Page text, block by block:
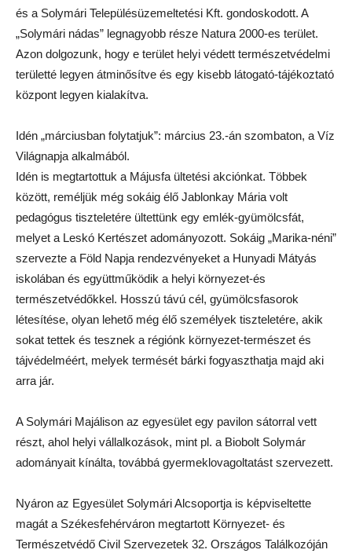
és a Solymári Településüzemeltetési Kft. gondoskodott. A
„Solymári nádas” legnagyobb része Natura 2000-es terület.
Azon dolgozunk, hogy e terület helyi védett természetvédelmi
területté legyen átminősítve és egy kisebb látogató-tájékoztató
központ legyen kialakítva.
Idén „márciusban folytatjuk”: március 23.-án szombaton, a Víz
Világnapja alkalmából.
Idén is megtartottuk a Májusfa ültetési akciónkat. Többek
között, reméljük még sokáig élő Jablonkay Mária volt
pedagógus tiszteletére ültettünk egy emlék-gyümölcsfát,
melyet a Leskó Kertészet adományozott. Sokáig „Marika-néni”
szervezte a Föld Napja rendezvényeket a Hunyadi Mátyás
iskolában és együttműködik a helyi környezet-és
természetvédőkkel. Hosszú távú cél, gyümölcsfasorok
létesítése, olyan lehető még élő személyek tiszteletére, akik
sokat tettek és tesznek a régiónk környezet-természet és
tájvédelméért, melyek termését bárki fogyaszthatja majd aki
arra jár.
A Solymári Majálison az egyesület egy pavilon sátorral vett
részt, ahol helyi vállalkozások, mint pl. a Biobolt Solymár
adományait kínálta, továbbá gyermeklovagoltatást szervezett.
Nyáron az Egyesület Solymári Alcsoportja is képviseltette
magát a Székesfehérváron megtartott Környezet- és
Természetvédő Civil Szervezetek 32. Országos Találkozóján